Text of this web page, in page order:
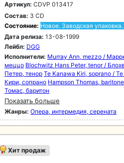
Артикул: CDVP 013417
Состав: 3 CD
Состояние: Новое. Заводская упаковка.
Дата релиза: 13-08-1999
Лейбл: DGG
Исполнители: Murray Ann, mezzo /
меццо Blochwitz Hans Peter, tenor /
Петер, тенор Te Kanawa Kiri, soprano /
Кири, сопрано Hampson Thomas,
Томас, баритон
Показать больше
Жанры: Опера, интермедия, серената
Хит продаж